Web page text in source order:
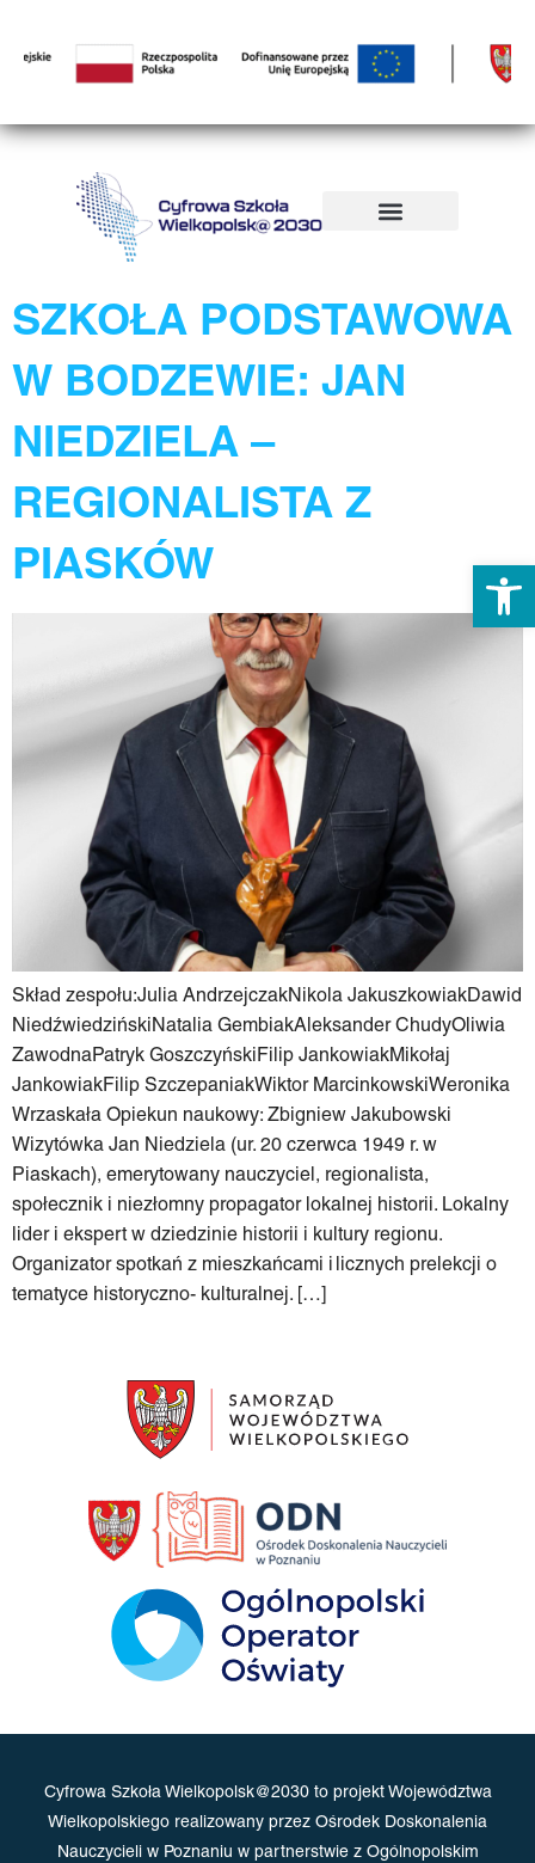
TAG:
WIELKOPOLSKIE
SZKOŁA PODSTAWOWA
W BODZEWIE: JAN
NIEDZIELA –
REGIONALISTA Z
PIASKÓW
Skład zespołu:Julia AndrzejczakNikola JakuszkowiakDawid
NiedźwiedzińskiNatalia GembiakAleksander ChudyOliwia
ZawodnaPatryk GoszczyńskiFilip JankowiakMikołaj
JankowiakFilip SzczepaniakWiktor MarcinkowskiWeronika
Wrzaskała Opiekun naukowy: Zbigniew Jakubowski
Wizytówka Jan Niedziela (ur. 20 czerwca 1949 r. w
Piaskach), emerytowany nauczyciel, regionalista,
społecznik i niezłomny propagator lokalnej historii. Lokalny
lider i ekspert w dziedzinie historii i kultury regionu.
Organizator spotkań z mieszkańcami i licznych prelekcji o
tematyce historyczno- kulturalnej. […]
Cyfrowa Szkoła Wielkopolsk@2030 to projekt Województwa
Wielkopolskiego realizowany przez Ośrodek Doskonalenia
Nauczycieli w Poznaniu w partnerstwie z Ogólnopolskim